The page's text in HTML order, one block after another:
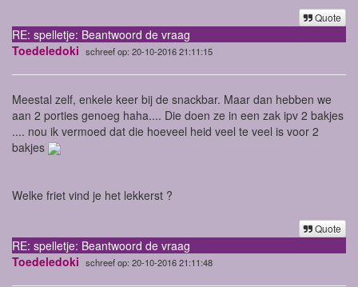
Quote
RE: spelletje: Beantwoord de vraag
Toedeledoki schreef op: 20-10-2016 21:11:15
Meestal zelf, enkele keer bij de snackbar. Maar dan hebben we
aan 2 porties genoeg haha.... Die doen ze in een zak ipv 2 bakjes
.... nou ik vermoed dat die hoeveel heid veel te veel is voor 2
bakjes
Welke friet vind je het lekkerst ?
Quote
RE: spelletje: Beantwoord de vraag
Toedeledoki schreef op: 20-10-2016 21:11:48